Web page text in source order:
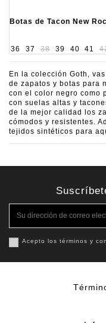
Botas de Tacon New
36 37 38 39 40 41
En la colección Goth,
de zapatos y botas para
con el color negro como
con suelas altas y
de la mejor calidad los
cómodos y resistentes.
tejidos sintéticos para
Acepto los términos y